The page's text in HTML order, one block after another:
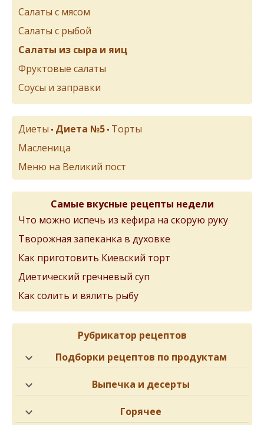
Салаты с мясом
Салаты с рыбой
Салаты из сыра и яиц
Фруктовые салаты
Соусы и заправки
Диеты • Диета №5 • Торты
Масленица
Меню на Великий пост
Самые вкусные рецепты недели
Что можно испечь из кефира на скорую руку
Творожная запеканка в духовке
Как приготовить Киевский торт
Диетический гречневый суп
Как солить и вялить рыбу
Рубрикатор рецептов
Подборки рецептов по продуктам
Выпечка и десерты
Горячее